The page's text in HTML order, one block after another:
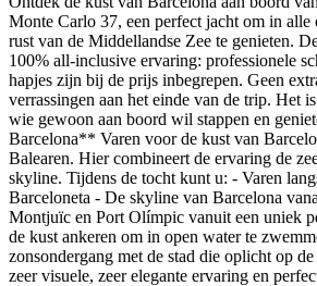
Monte Carlo 37, een perfect jacht om in
rust van de Middellandse Zee te genieten.
100% all-inclusive ervaring: professionele
hapjes zijn bij de prijs inbegrepen. Geen
verrassingen aan het einde van de trip. Het
wie gewoon aan boord wil stappen en
Barcelona** Varen voor de kust van
Balearen. Hier combineert de ervaring de
skyline. Tijdens de tocht kunt u: - Varen
Barceloneta - De skyline van Barcelona
Montjuïc en Port Olímpic vanuit een uniek
de kust ankeren om in open water te
zonsondergang met de stad die oplicht op
zeer visuele, zeer elegante ervaring en